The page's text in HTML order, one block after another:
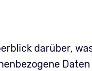
darüber,